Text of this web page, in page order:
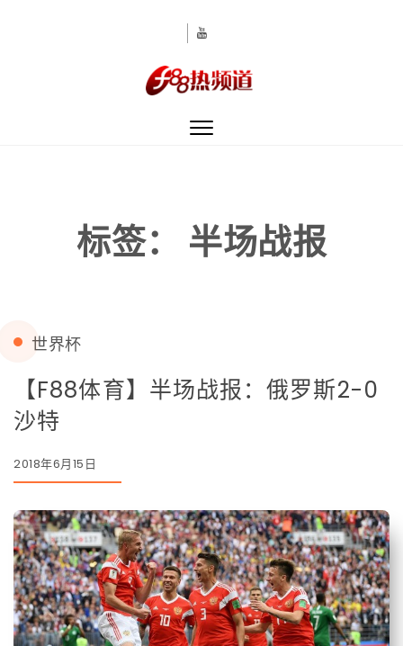
Toggle
标签： 半场战报
世界杯
【F88体育】半场战报：俄罗斯2-0
沙特
2018年6月15日